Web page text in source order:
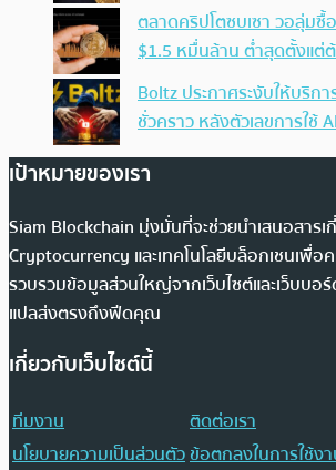
ตลาดคริปโตซบเซา วอลุ่มซื้
$1.5 หมื่นล้าน ต่ำสุดตั้งแต่
Boltz ประกาศระงับให้บริก
ชั่วคราว หลังตัวเลขการใช้
เป้าหมายของเรา
Siam Blockchain มุ่งมั่นที่จะช่วยนำเสนอสารเ
Cryptocurrency และเทคโนโลยีบล็อกเชนเพื่อ
รวบรวมข้อมูลส่วนใหญ่จากเว็บไซต์และเว็บบอ
แปลส่งตรงถึงฟีดคุณ
เกี่ยวกับเว็บไซต์นี้
ทีมงาน
ติดต่อเรา
นโยบายความเป็นส่วนตัวข้อตกลงในการใช้ง